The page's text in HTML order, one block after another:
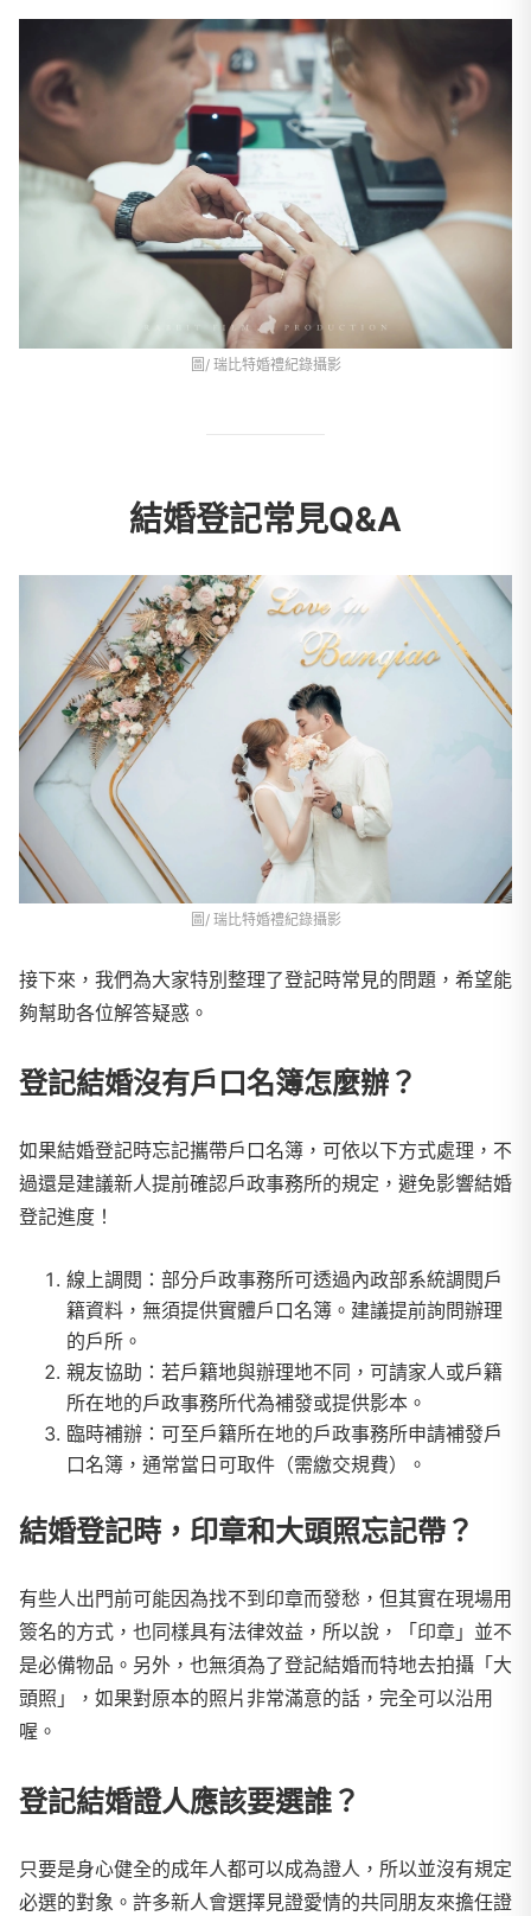
圖/ 瑞比特婚禮紀錄攝影
結婚登記常見Q&A
圖/ 瑞比特婚禮紀錄攝影
接下來，我們為大家特別整理了登記時常見的問題，希望能
夠幫助各位解答疑惑。
登記結婚沒有戶口名簿怎麼辦 ？
如果結婚登記時忘記攜帶戶口名簿，可依以下方式處理，不
過還是建議新人提前確認戶政事務所的規定，避免影響結婚
登記進度！
線上調閱：部分戶政事務所可透過內政部系統調閱戶
籍資料，無須提供實體戶口名簿。建議提前詢問辦理
的戶所。
親友協助：若戶籍地與辦理地不同，可請家人或戶籍
所在地的戶政事務所代為補發或提供影本。
臨時補辦：可至戶籍所在地的戶政事務所申請補發戶
口名簿，通常當日可取件（需繳交規費）。
結婚登記時，印章和大頭照忘記帶？
有些人出門前可能因為找不到印章而發愁，但其實在現場用
簽名的方式，也同樣具有法律效益，所以說，「印章」並不
是必備物品。另外，也無須為了登記結婚而特地去拍攝「大
頭照」，如果對原本的照片非常滿意的話，完全可以沿用
喔。
登記結婚證人應該要選誰？
只要是身心健全的成年人都可以成為證人，所以並沒有規定
必選的對象。許多新人會選擇見證愛情的共同朋友來擔任證